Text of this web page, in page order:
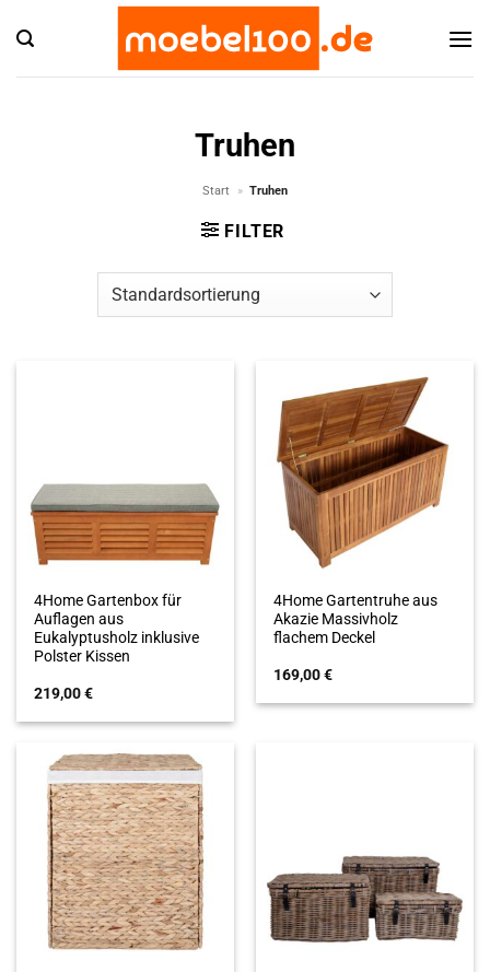
Inhalt
Truhen
Start » Truhen
FILTER
4Home Gartenbox für
Auflagen aus
Eukalyptusholz inklusive
Polster Kissen
219,00€
4Home Gartentruhe aus
Akazie Massivholz
flachem Deckel
169,00€